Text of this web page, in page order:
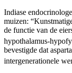
Indiase
muizen:
de functie van de
hypothalamus-
bevestigde dat
intergenerationele